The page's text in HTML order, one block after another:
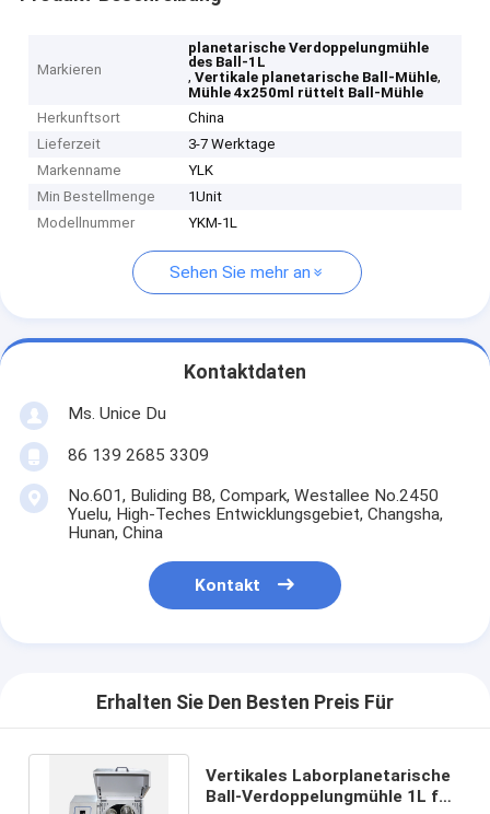
Markieren
planetarische Verdoppelungmühle
des Ball-1L
,Vertikale planetarische Ball-Mühle,
Mühle 4x250ml rüttelt Ball-Mühle
Herkunftsort
China
Lieferzeit
3-7 Werktage
Markenname
YLK
Min Bestellmenge
1Unit
Modellnummer
YKM-1L
Sehen Sie mehr an
Kontaktdaten
Ms. Unice Du
86 139 2685 3309
No.601, Buliding B8, Compark, Westallee No.2450
Yuelu, High-Teches Entwicklungsgebiet, Changsha,
Hunan, China
Kontakt
Erhalten Sie Den Besten Preis Für
Vertikales Laborplanetarische
Ball-Verdoppelungmühle 1L für